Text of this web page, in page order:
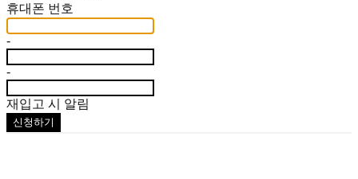
휴대폰 번호
-
-
재입고 시 알림
신청하기